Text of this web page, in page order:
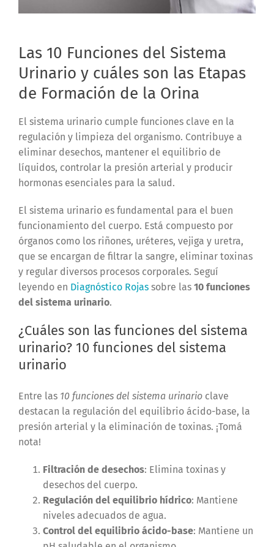
Las 10 Funciones del Sistema
Urinario y cuáles son las Etapas
de Formación de la Orina
El sistema urinario cumple funciones clave en la
regulación y limpieza del organismo. Contribuye a
eliminar desechos, mantener el equilibrio de
líquidos, controlar la presión arterial y producir
hormonas esenciales para la salud.
El sistema urinario es fundamental para el buen
funcionamiento del cuerpo. Está compuesto por
órganos como los riñones, uréteres, vejiga y uretra,
que se encargan de filtrar la sangre, eliminar toxinas
y regular diversos procesos corporales. Seguí
leyendo en Diagnóstico Rojassobre las 10 funciones
del sistema urinario.
¿Cuáles son las funciones del sistema
urinario? 10 funciones del sistema
urinario
Entre las 10 funciones del sistema urinarioclave
destacan la regulación del equilibrio ácido-base, la
presión arterial y la eliminación de toxinas. ¡Tomá
nota!
Filtración de desechos: Elimina toxinas y
desechos del cuerpo.
Regulación del equilibrio hídrico: Mantiene
niveles adecuados de agua.
Control del equilibrio ácido-base: Mantiene un